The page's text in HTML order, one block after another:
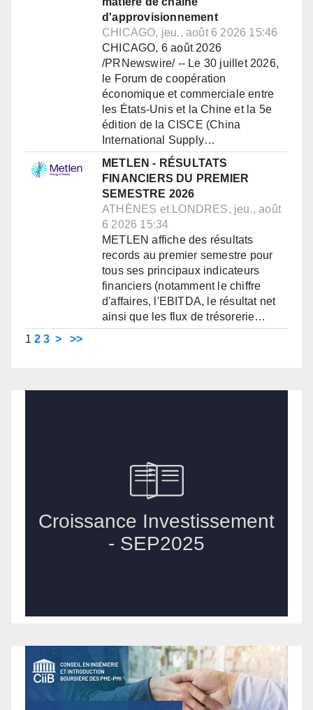
d'approvisionnement
CHICAGO, jeu., août 6 2026 15:46
CHICAGO, 6 août 2026
/PRNewswire/ -- Le 30 juillet 2026,
le Forum de coopération
économique et commerciale entre
les États-Unis et la Chine et la 5e
édition de la CISCE (China
International Supply…
METLEN - RÉSULTATS
FINANCIERS DU PREMIER
SEMESTRE 2026
ATHÈNES et LONDRES, jeu., août
6 2026 15:34
METLEN affiche des résultats
records au premier semestre pour
tous ses principaux indicateurs
financiers (notamment le chiffre
d'affaires, l'EBITDA, le résultat net
ainsi que les flux de trésorerie…
1 2 3 > >>